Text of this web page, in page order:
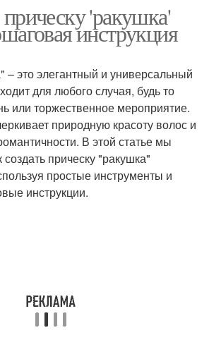
Укладка на длинные
волосы
Инструменты для
укладки
Ракушка для тонких или
прическу 'ракушка'
инструкция
– это элегантный и универсальный
для любого случая, будь то
или торжественное мероприятие.
природную красоту волос и
В этой статье мы
прическу "ракушка"
простые инструменты и
инструкции.